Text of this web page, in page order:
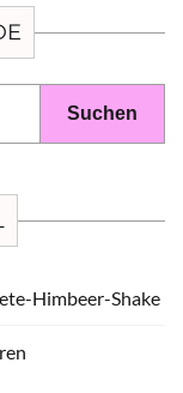
Himbeer-Shake